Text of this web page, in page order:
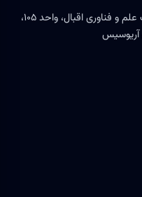
یزد، خیابان مطهری، پارک علم و فناوری اقبال، واحد ۱۰۵،
آریوسیس